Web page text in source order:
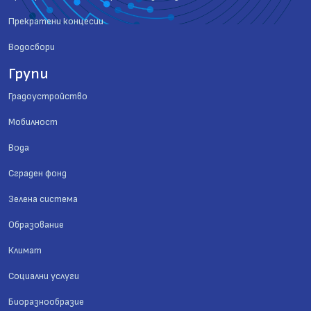
Прекратени концесии
Водосбори
Групи
Градоустройство
Мобилност
Вода
Сграден фонд
Зелена система
Образование
Климат
Социални услуги
Биоразнообразие